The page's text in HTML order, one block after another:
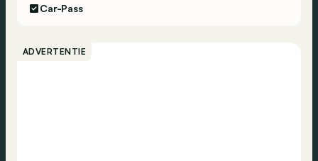
Car-Pass
ADVERTENTIE